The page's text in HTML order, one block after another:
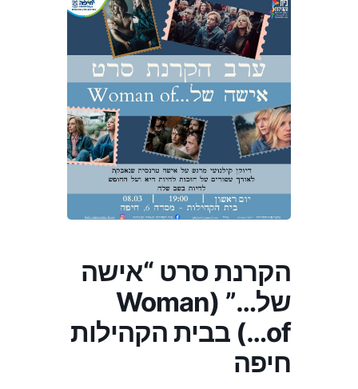
הקרנת סרט “אישה
של…” (Woman
of…) בבית הקהילות
חיפה